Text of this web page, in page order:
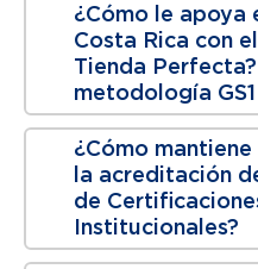
¿Cómo le apoya
Costa Rica con
Tienda
metodología GS1
¿Cómo
la acreditación
de
Institucionales?